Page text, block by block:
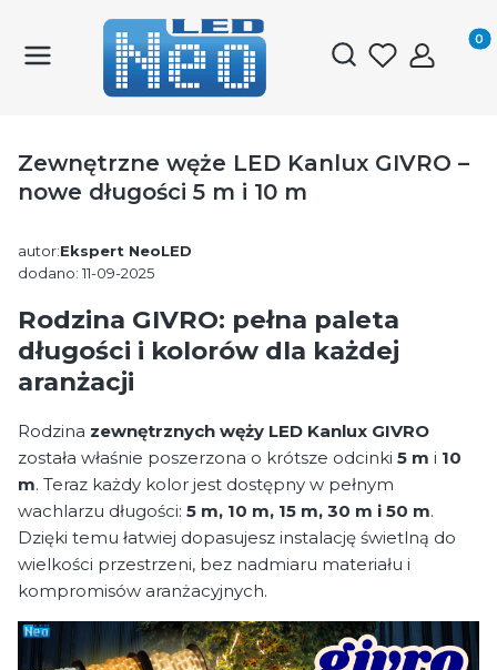
Otwórz
Zewnętrzne węże LED Kanlux GIVRO –
nowe długości 5 m i 10 m
autor:Ekspert NeoLED
dodano: 11-09-2025
Rodzina GIVRO: pełna paleta
długości i kolorów dla każdej
aranżacji
Rodzina zewnętrznych węży LED Kanlux GIVRO
została właśnie poszerzona o krótsze odcinki 5 m i 10
m. Teraz każdy kolor jest dostępny w pełnym
wachlarzu długości: 5 m, 10 m, 15 m, 30 m i 50 m.
Dzięki temu łatwiej dopasujesz instalację świetlną do
wielkości przestrzeni, bez nadmiaru materiału i
kompromisów aranżacyjnych.